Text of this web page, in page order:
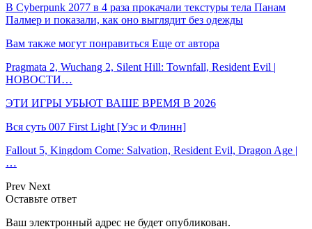
В Cyberpunk 2077 в 4 раза прокачали текстуры тела Панам
Палмер и показали, как оно выглядит без одежды
Вам также могут понравиться Еще от автора
Pragmata 2, Wuchang 2, Silent Hill: Townfall, Resident Evil |
НОВОСТИ…
ЭТИ ИГРЫ УБЬЮТ ВАШЕ ВРЕМЯ В 2026
Вся суть 007 First Light [Уэс и Флинн]
Fallout 5, Kingdom Come: Salvation, Resident Evil, Dragon Age |
…
Prev Next
Оставьте ответ
Ваш электронный адрес не будет опубликован.